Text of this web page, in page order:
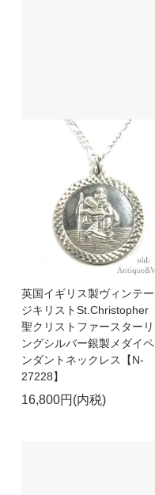
英国イギリス製ヴィンテー
ジキリストSt.Christopher
聖クリストファースターリ
ングシルバー銀製メダイペ
ンダントネックレス【N-
27228】
16,800円(内税)